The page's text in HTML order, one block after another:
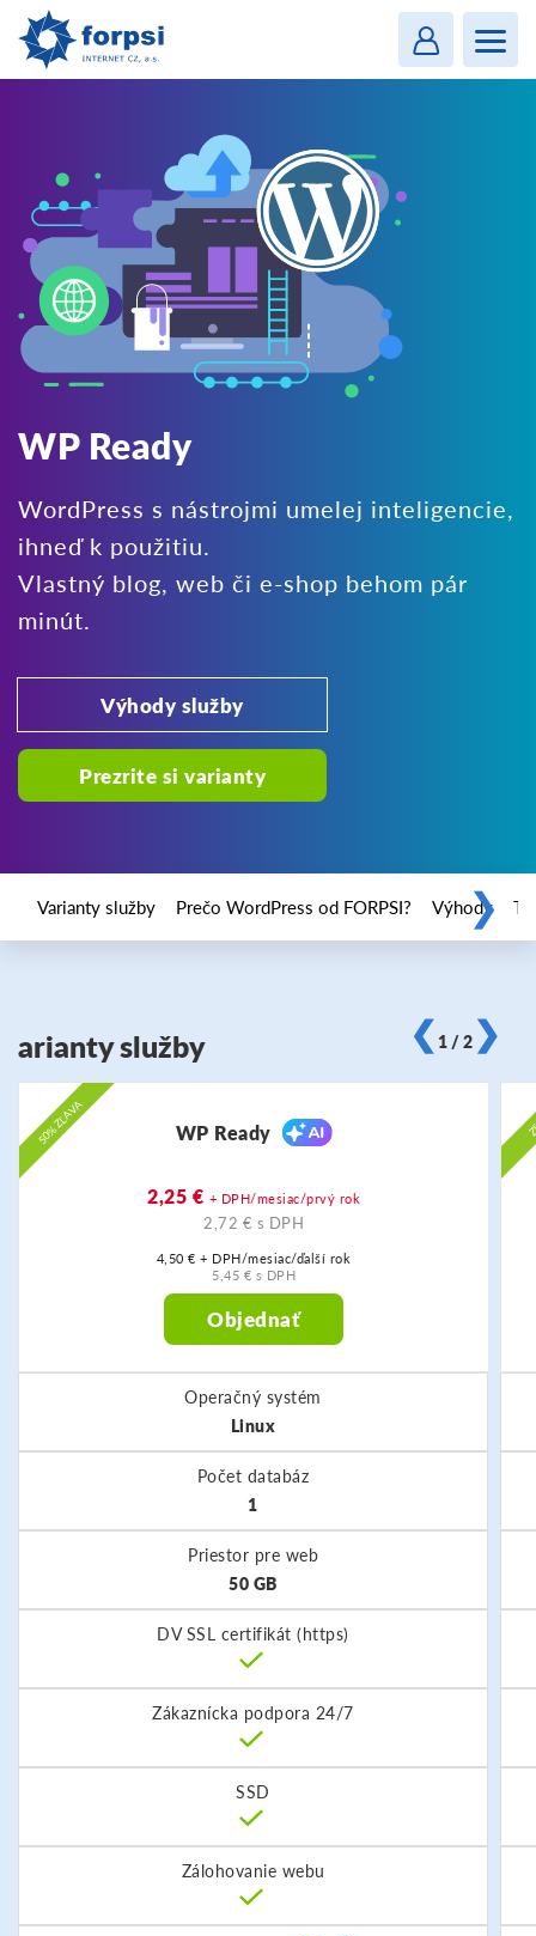
WP Ready
WordPress s nástrojmi umelej inteligencie,
ihneď k použitiu.
Vlastný blog, web či e-shop behom pár
minút.
Výhody služby
Prezrite si varianty
Varianty služby Prečo WordPress od FORPSI? Výhody
❯
arianty služby ❮ 1 / 2❯
50% ZĽAVA WP Ready
2,25 € + DPH/mesiac/prvý rok
2,72 € s DPH
4,50 € + DPH/mesiac/ďalší rok
5,45 € s DPH
Objednať
Operačný systém
Linux
Počet databáz
1
Priestor pre web
50 GB
DV SSL certifikát (https)
Zákaznícka podpora 24/7
SSD
Zálohovanie webu
MENU
Login